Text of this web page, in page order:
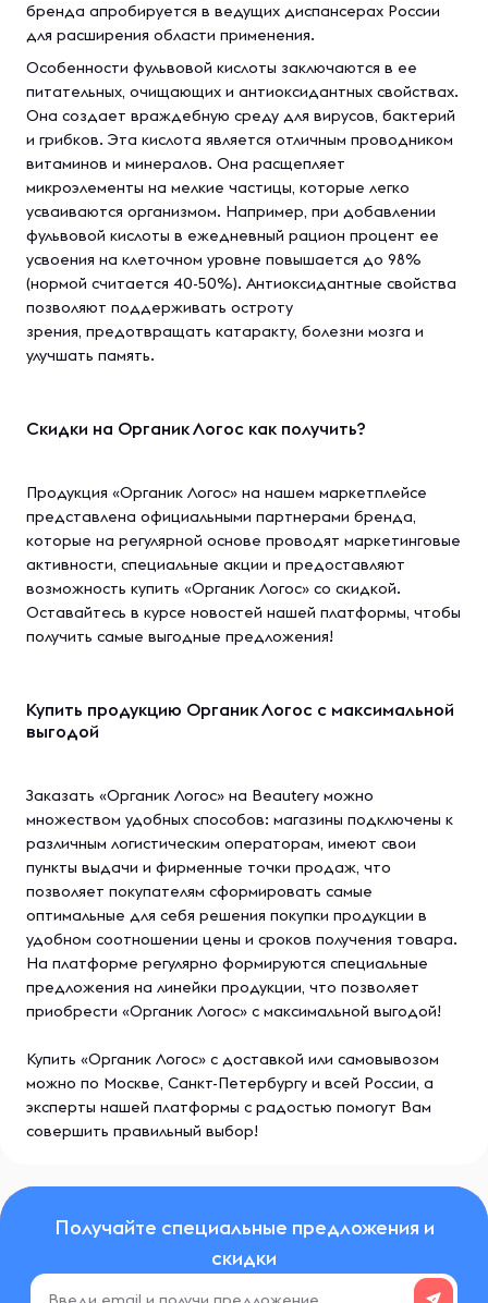
бренда апробируется в ведущих диспансерах России
для расширения области применения.
Особенности фульвовой кислоты заключаются в ее
питательных, очищающих и антиоксидантных свойствах.
Она создает враждебную среду для вирусов, бактерий
и грибков. Эта кислота является отличным проводником
витаминов и минералов. Она расщепляет
микроэлементы на мелкие частицы, которые легко
усваиваются организмом. Например, при добавлении
фульвовой кислоты в ежедневный рацион процент ее
усвоения на клеточном уровне повышается до 98%
(нормой считается 40-50%). Антиоксидантные свойства
позволяют поддерживать остроту
зрения, предотвращать катаракту, болезни мозга и
улучшать память.
Скидки на Органик Логос как получить?
Продукция «Органик Логос» на нашем маркетплейсе
представлена официальными партнерами бренда,
которые на регулярной основе проводят маркетинговые
активности, специальные акции и предоставляют
возможность купить «Органик Логос» со скидкой.
Оставайтесь в курсе новостей нашей платформы, чтобы
получить самые выгодные предложения!
Купить продукцию Органик Логос с максимальной
выгодой
Заказать «Органик Логос» на Beautery можно
множеством удобных способов: магазины подключены к
различным логистическим операторам, имеют свои
пункты выдачи и фирменные точки продаж, что
позволяет покупателям сформировать самые
оптимальные для себя решения покупки продукции в
удобном соотношении цены и сроков получения товара.
На платформе регулярно формируются специальные
предложения на линейки продукции, что позволяет
приобрести «Органик Логос» с максимальной выгодой!
Купить «Органик Логос» с доставкой или самовывозом
можно по Москве, Санкт-Петербургу и всей России, а
эксперты нашей платформы с радостью помогут Вам
совершить правильный выбор!
Получайте специальные предложения и
скидки